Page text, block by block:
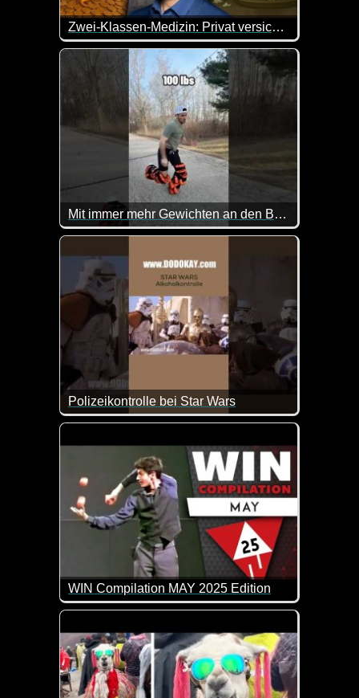
Zwei-Klassen-Medizin: Privat versichert, sofort behandelt - extra 3
Die Zwei-Klassen-Medizin lebt. Gesundheit ist in
Mit immer mehr Gewichten an den Beinen sprinten
Das sieht ziemlich schnell ziemlich unsporlich
Polizeikontrolle bei Star Wars
Eine Polizeikontrolle bei Star Wars und das auch
WIN Compilation MAY 2025 Edition
60 der besten Video-Clips des Monats April in 11